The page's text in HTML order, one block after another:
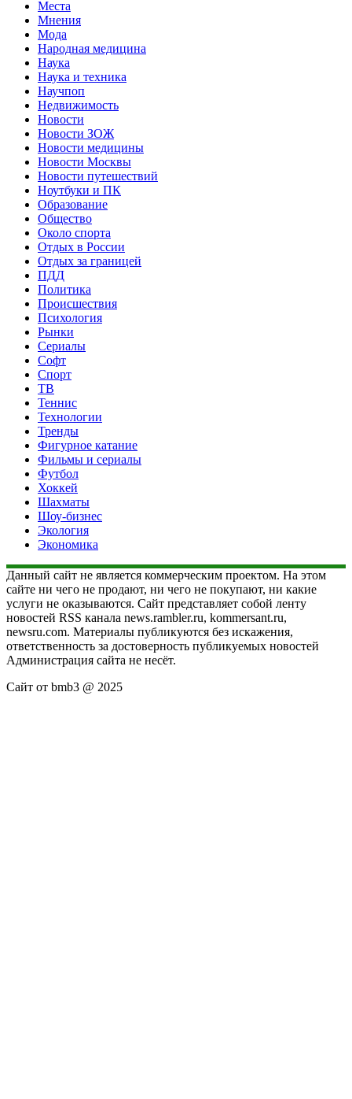
Места
Мнения
Мода
Народная медицина
Наука
Наука и техника
Научпоп
Недвижимость
Новости
Новости ЗОЖ
Новости медицины
Новости Москвы
Новости путешествий
Ноутбуки и ПК
Образование
Общество
Около спорта
Отдых в России
Отдых за границей
ПДД
Политика
Происшествия
Психология
Рынки
Сериалы
Софт
Спорт
ТВ
Теннис
Технологии
Тренды
Фигурное катание
Фильмы и сериалы
Футбол
Хоккей
Шахматы
Шоу-бизнес
Экология
Экономика
Данный сайт не является коммерческим проектом. На этом
сайте ни чего не продают, ни чего не покупают, ни какие
услуги не оказываются. Сайт представляет собой ленту
новостей RSS канала news.rambler.ru, kommersant.ru,
newsru.com. Материалы публикуются без искажения,
ответственность за достоверность публикуемых новостей
Администрация сайта не несёт.
Сайт от bmb3 @ 2025